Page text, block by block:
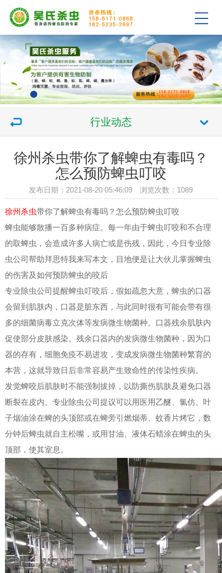
行业动态
徐州杀虫带你了解蜱虫有毒吗？
怎么预防蜱虫叮咬
发布日期：2021-08-20 05:46:09 浏览次数：1089
徐州杀虫带你了解蜱虫有毒吗？怎么预防蜱虫叮咬
蜱虫能够散播一百多种病症。每一年由于蜱虫叮咬和不合理
的取蜱虫，会造成许多人病亡或是伤残，因此，今日专业除
虫公司帮助拜思特我来写本文，目地便是让大伙儿掌握蜱虫
的伤害及如何预防蜱虫的咬后
专业除虫公司提醒蜱虫叮咬后，假如疏忽大意，蜱虫的口器
会留到肌肤内，口器是脏东西，与此同时很有可能会带有很
多的细菌病毒立克次体等发病微生物菌种。口器残余肌肤内
促使部分皮肤感染。残余口器内的发病微生物菌种，因为口
器的存有，细胞免疫不易进攻，变成发病微生物菌种繁育的
本营，这就导致日后非常容易产生致命性的传染性疾病。
发觉蜱咬后肌肤时不能强制拔掉，以防撕伤肌肤及避免口器
断裂在皮内。专业除虫公司提议可以用医用乙醚、氯仿、叶
子烟油涂在蜱的头顶部或在蜱旁引燃烟蒂、蚊香片烤它，数
分钟后蜱虫就自主松嘴，或用甘油、液体石蜡涂在蜱虫的头
顶部，使其室息。